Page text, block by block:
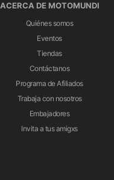
ACERCA DE MOTOMUNDI
Quiénes somos
Eventos
Tiendas
Contáctanos
Programa de Afiliados
Trabaja con nosotros
Embajadores
Invita a tus amigxs